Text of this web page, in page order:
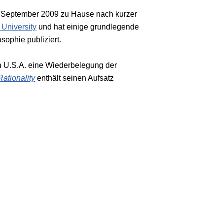
2009 zu Hause nach kurzer
und hat einige grundlegende
publiziert.
U.S.A. eine Wiederbelegung der
enthält seinen Aufsatz